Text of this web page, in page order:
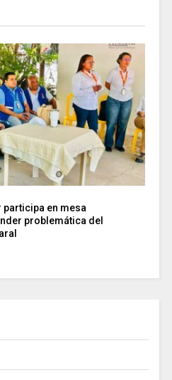
en mesa
problemática del